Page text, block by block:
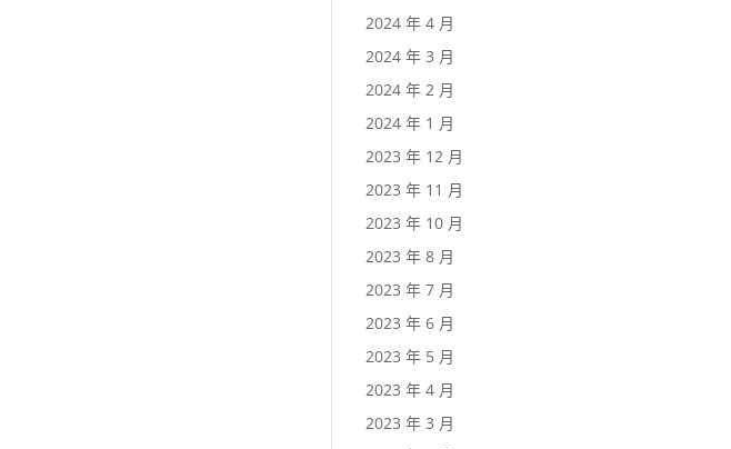
2024 年 4 月
2024 年 3 月
2024 年 2 月
2024 年 1 月
2023 年 12 月
2023 年 11 月
2023 年 10 月
2023 年 8 月
2023 年 7 月
2023 年 6 月
2023 年 5 月
2023 年 4 月
2023 年 3 月